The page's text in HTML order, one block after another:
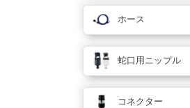
ホース
蛇口用ニップル
コネクター